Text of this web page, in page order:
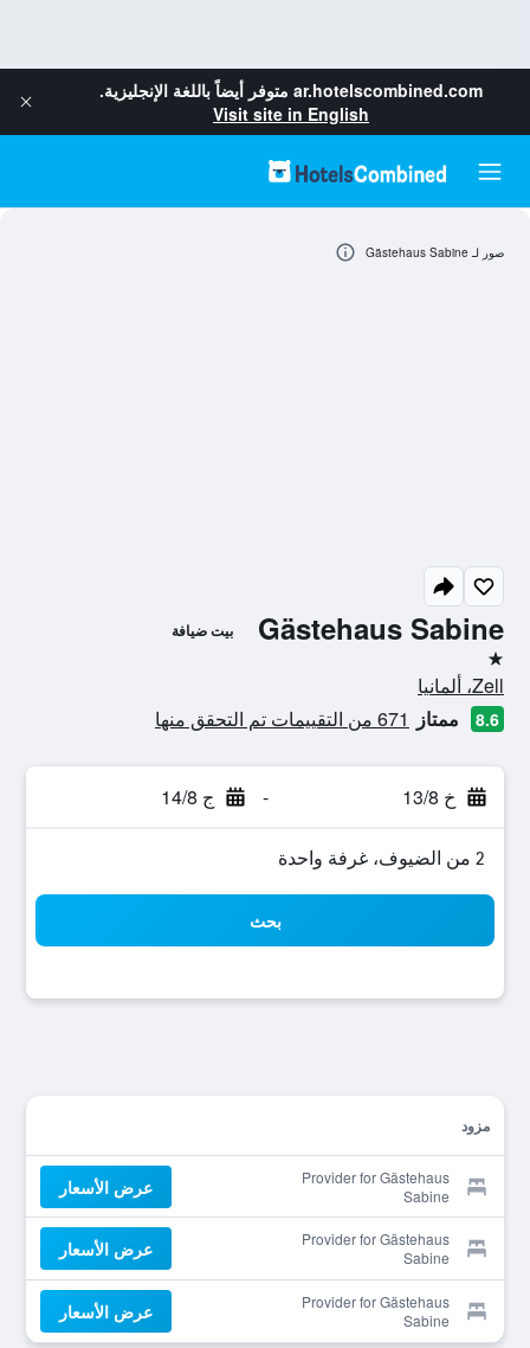
ar.hotelscombined.com متوفر أيضاً باللغة الإنجليزية.
Visit site in English
Gästehaus Sabine بيت ضيافة
نجمة واحدة
Zell، ألمانيا
8.6 ممتاز 671 من التقييمات تم التحقق منها
خ 13/8 - ج 14/8
2 من الضيوف، غرفة واحدة
بحث
مزود
Provider for Gästehaus
Sabine
عرض الأسعار
Provider for Gästehaus
Sabine
عرض الأسعار
Provider for Gästehaus
Sabine
عرض الأسعار
صور لـ Gästehaus Sabine